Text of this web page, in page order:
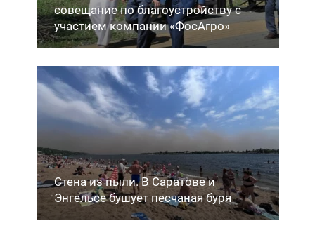
совещание по благоустройству с
участием компании «ФосАгро»
Стена из пыли. В Саратове и
Энгельсе бушует песчаная буря